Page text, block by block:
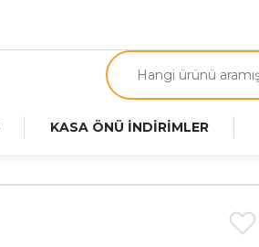
KASA ÖNÜ İNDİRİMLER